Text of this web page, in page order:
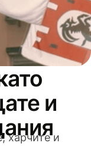
и
харчите и